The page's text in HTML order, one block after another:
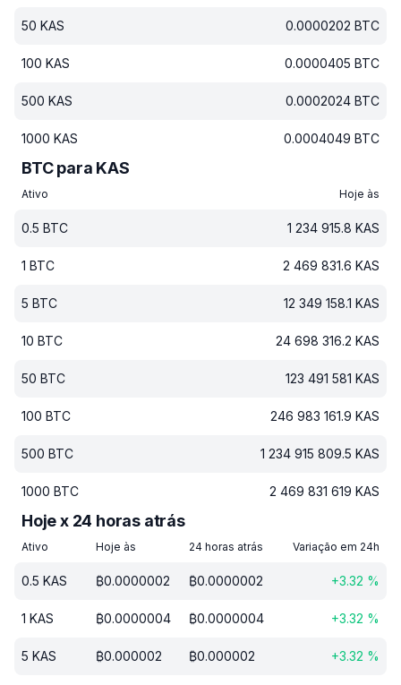
50 KAS 0.0000202 BTC
100 KAS 0.0000405 BTC
500 KAS 0.0002024 BTC
1000 KAS 0.0004049 BTC
BTC para KAS
Ativo Hoje às
0.5 BTC 1 234 915.8 KAS
1 BTC 2 469 831.6 KAS
5 BTC 12 349 158.1 KAS
10 BTC 24 698 316.2 KAS
50 BTC 123 491 581 KAS
100 BTC 246 983 161.9 KAS
500 BTC 1 234 915 809.5 KAS
1000 BTC 2 469 831 619 KAS
Hoje x 24 horas atrás
Ativo Hoje às 24 horas atrás Variação em 24h
0.5 KAS ₿0.0000002 ₿0.0000002 +3.32 %
1 KAS ₿0.0000004 ₿0.0000004 +3.32 %
5 KAS ₿0.000002 ₿0.000002 +3.32 %